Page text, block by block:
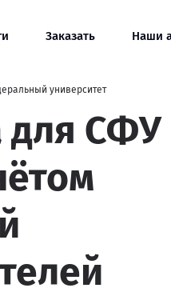
Заказать Наши
университет
для СФУ